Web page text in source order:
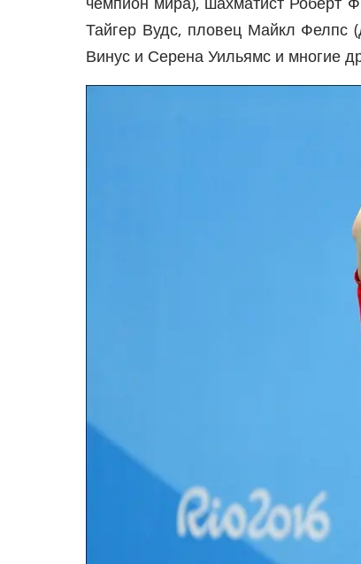
Тайгер Вудс, пловец Майкл Фелпс
Винус и Серена Уильямс и многие